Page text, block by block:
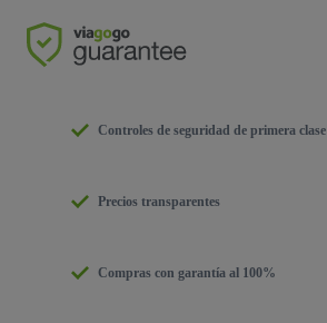
Controles de seguridad de primera clase
Precios transparentes
Compras con garantía al 100%